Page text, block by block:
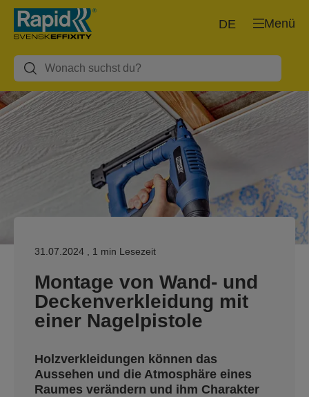
Menü
DE
31.07.2024 , 1 min Lesezeit
Montage von Wand- und
Deckenverkleidung mit
einer Nagelpistole
Holzverkleidungen können das
Aussehen und die Atmosphäre eines
Raumes verändern und ihm Charakter